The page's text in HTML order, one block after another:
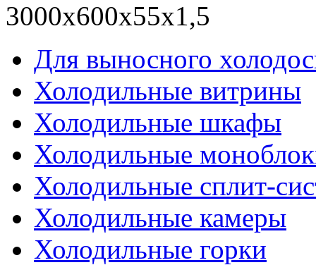
3000х600х55х1,5
Для выносного
Холодильные витрины
Холодильные шкафы
Холодильные
Холодильные сплит-
Холодильные камеры
Холодильные горки